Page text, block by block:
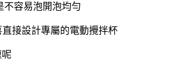
不容易泡開泡均勻
直接設計專屬的電動攪拌杯
呢